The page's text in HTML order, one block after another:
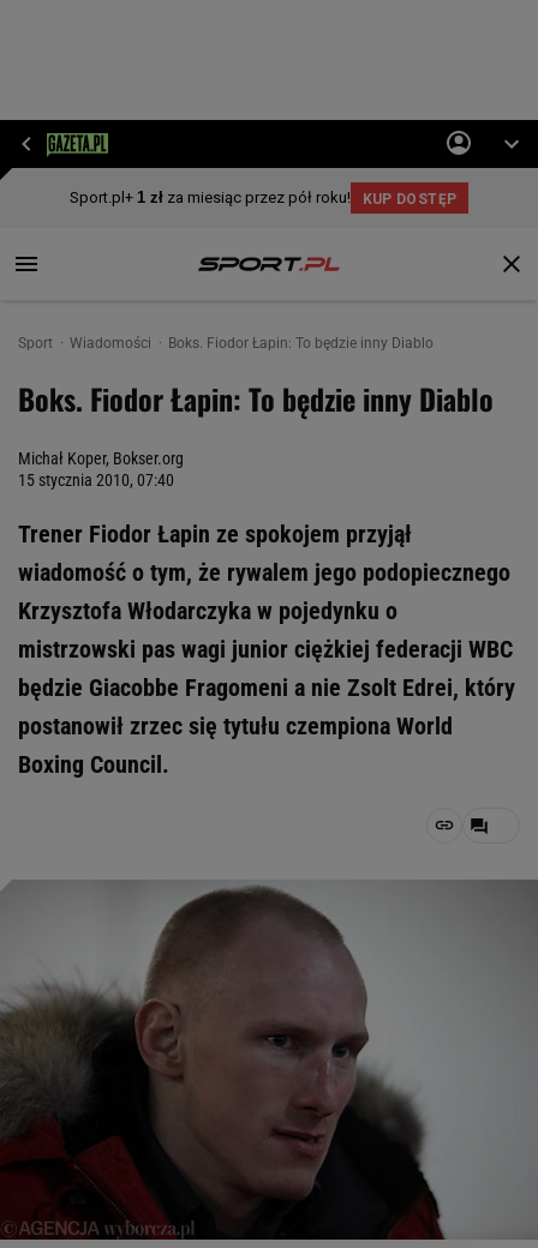
Sport Wiadomości Boks. Fiodor Łapin: To będzie inny Diablo
Boks. Fiodor Łapin: To będzie inny Diablo
Michał Koper, Bokser.org
15 stycznia 2010, 07:40
Trener Fiodor Łapin ze spokojem przyjął
wiadomość o tym, że rywalem jego podopiecznego
Krzysztofa Włodarczyka w pojedynku o
mistrzowski pas wagi junior ciężkiej federacji WBC
będzie Giacobbe Fragomeni a nie Zsolt Edrei, który
postanowił zrzec się tytułu czempiona World
Boxing Council.